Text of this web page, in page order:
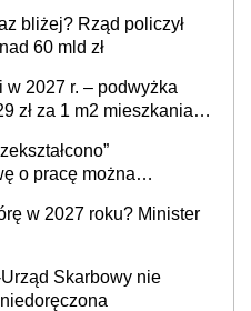
bliżej? Rząd policzył
60 mld zł
w 2027 r. – podwyżka
zł za 1 m2 mieszkania,
gospodarczej
o pracę można
wyjściem
w 2027 roku? Minister
Skarbowy nie